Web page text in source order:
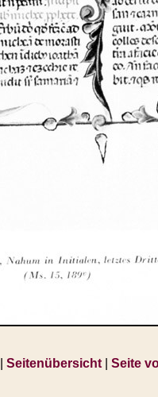
Seitenübersicht| Seite